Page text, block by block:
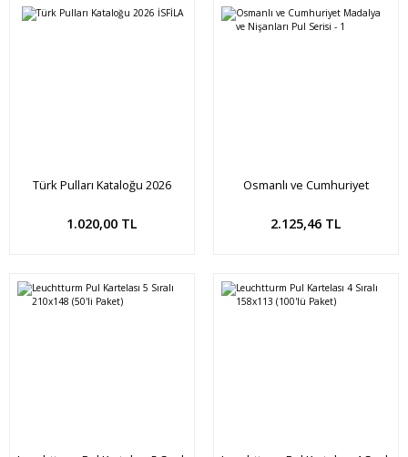
Türk Pulları Kataloğu 2026
1.020,00 TL
Sepete Ekle
Osmanlı ve Cumhuriyet
1
2.125,46 TL
Sepete Ekle